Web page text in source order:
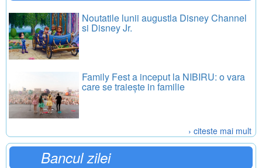
Noutatile lunii augustla Disney Channel
si Disney Jr.
Family Fest a inceput la NIBIRU: o vara
care se traiește in familie
› citeste mai mult
Bancul zilei